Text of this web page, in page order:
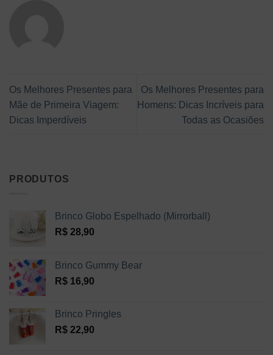
Os Melhores Presentes para
Mãe de Primeira Viagem:
Dicas Imperdíveis
Os Melhores Presentes para
Homens: Dicas Incríveis para
Todas as Ocasiões
PRODUTOS
Brinco Globo Espelhado (Mirrorball)
R$ 28,90
Brinco Gummy Bear
R$ 16,90
Brinco Pringles
R$ 22,90